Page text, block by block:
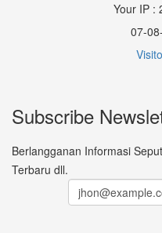
Your IP :
07-
Subscribe
Berlangganan Informasi
Terbaru dll.